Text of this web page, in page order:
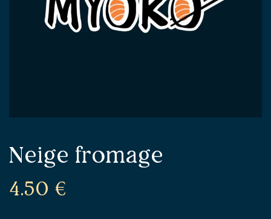
Neige fromage
4.50 €